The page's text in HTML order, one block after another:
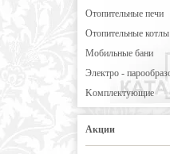
Отопительные печи
Отопительные котлы
Мобильные бани
Электро -
Kомплектующие
Акции